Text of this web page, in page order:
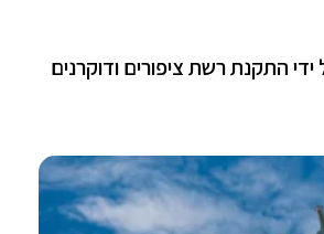
ידי התקנת רשת ציפורים ודוקרנים​